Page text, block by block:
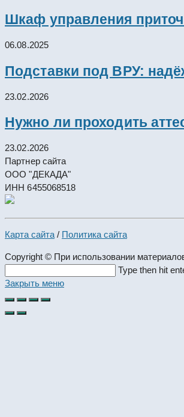
Шкаф управления
06.08.2025
Подставки под ВРУ:
23.02.2026
Нужно ли проходить
23.02.2026
Партнер сайта
ООО "ДЕКАДА"
ИНН 6455068518
Карта сайта / Политика сайта
Copyright © При использовании
this
website
Type then hit
Закрыть меню